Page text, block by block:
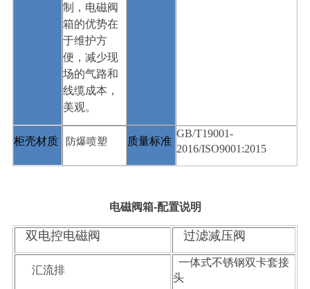
制，电磁阀
箱的优势在
于维护方
便，减少现
场的气路和
线缆成本，
美观。
柜壳材质 防爆喷塑 质量标准
GB/T19001-
2016/ISO9001:2015
电磁阀箱-配置说明
双电控电磁阀 过滤减压阀
汇流排
一体式不锈钢双卡套接
头